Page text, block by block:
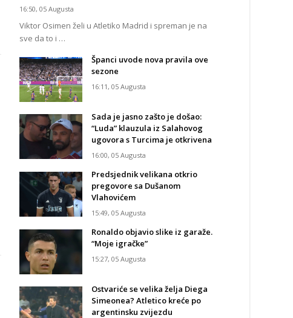
16:50, 05 Augusta
Viktor Osimen želi u Atletiko Madrid i spreman je na
sve da to i …
Španci uvode nova pravila ove
sezone
16:11, 05 Augusta
Sada je jasno zašto je došao:
“Luda” klauzula iz Salahovog
ugovora s Turcima je otkrivena
16:00, 05 Augusta
Predsjednik velikana otkrio
pregovore sa Dušanom
Vlahovićem
15:49, 05 Augusta
Ronaldo objavio slike iz garaže.
“Moje igračke”
15:27, 05 Augusta
Ostvariće se velika želja Diega
Simeonea? Atletico kreće po
argentinsku zvijezdu